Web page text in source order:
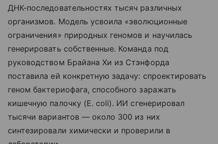
ДНК-последовательностях тысяч различных
организмов. Модель усвоила «эволюционные
ограничения» природных геномов и научилась
генерировать собственные. Команда под
руководством Брайана Хи из Стэнфорда
поставила ей конкретную задачу: спроектировать
геном бактериофага, способного заражать
кишечную палочку (E. coli). ИИ сгенерировал
тысячи вариантов — около 300 из них
синтезировали химически и проверили в